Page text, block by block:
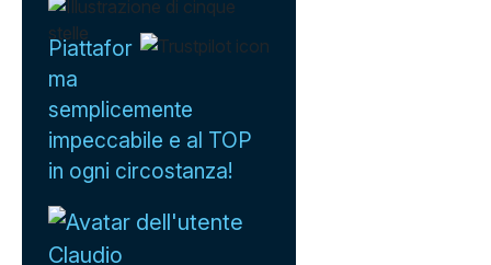
Piattafor
ma
semplicemente
impeccabile e al TOP
in ogni circostanza!
Claudio